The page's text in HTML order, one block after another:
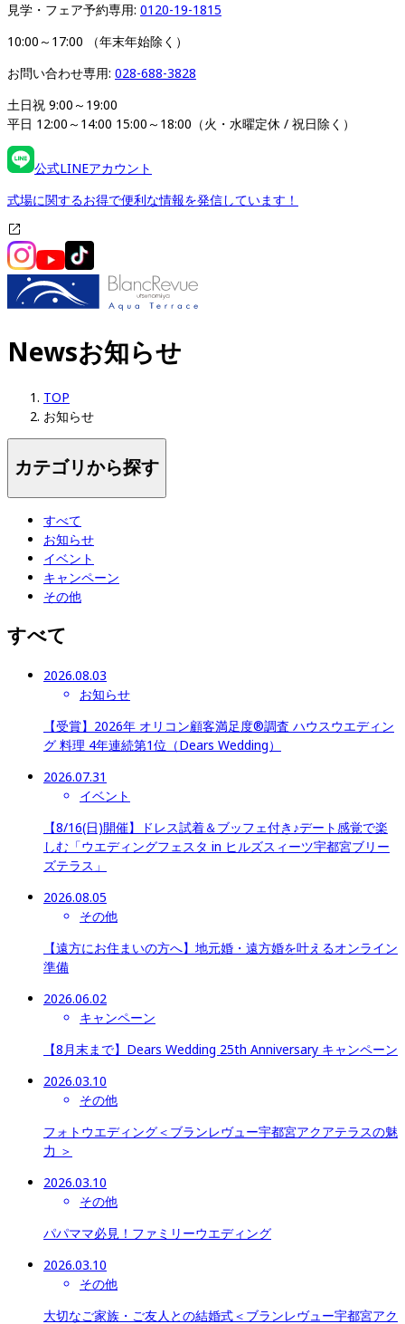
見学・フェア予約専用: 0120-19-1815
10:00～17:00 （年末年始除く）
お問い合わせ専用: 028-688-3828
土日祝 9:00～19:00
平日 12:00～14:00 15:00～18:00（火・水曜定休 / 祝日除く）
公式LINEアカウント
式場に関するお得で便利な情報を発信しています！
Newsお知らせ
TOP
お知らせ
カテゴリから探す
すべて
お知らせ
イベント
キャンペーン
その他
すべて
2026.08.03
お知らせ
【受賞】2026年 オリコン顧客満足度®調査 ハウスウエディン
グ 料理 4年連続第1位（Dears Wedding）
2026.07.31
イベント
【8/16(日)開催】ドレス試着＆ブッフェ付き♪デート感覚で楽
しむ「ウエディングフェスタ in ヒルズスィーツ宇都宮ブリー
ズテラス」
2026.08.05
その他
【遠方にお住まいの方へ】地元婚・遠方婚を叶えるオンライン
準備
2026.06.02
キャンペーン
【8月末まで】Dears Wedding 25th Anniversary キャンペーン
2026.03.10
その他
フォトウエディング＜ブランレヴュー宇都宮アクアテラスの魅
力 ＞
2026.03.10
その他
パパママ必見！ファミリーウエディング
2026.03.10
その他
大切なご家族・ご友人との結婚式＜ブランレヴュー宇都宮アク